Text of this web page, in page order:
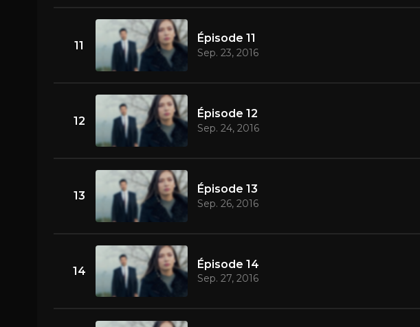
11
Épisode 11
Sep. 23, 2016
12
Épisode 12
Sep. 24, 2016
13
Épisode 13
Sep. 26, 2016
14
Épisode 14
Sep. 27, 2016